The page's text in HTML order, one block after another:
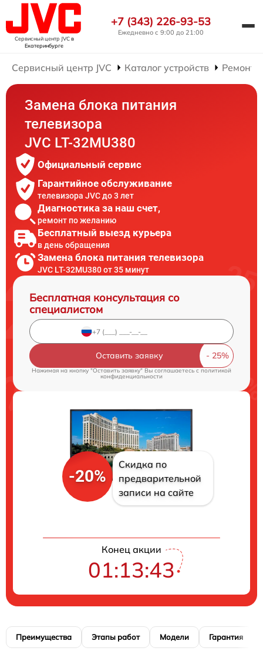
Сервисный центр JVCв
Екатеринбурге
+7 (343) 226-93-53
Ежедневно с 9:00 до 21:00
Сервисный центр JVC Каталог устройств Ремонт
Замена блока питания
телевизора
JVC LT-32MU380
Официальный сервис
Гарантийное обслуживание
телевизора JVC до 3 лет
Диагностика за наш счет,
ремонт по желанию
Бесплатный выезд курьера
в день обращения
Замена блока питания телевизора
JVC LT-32MU380 от 35 минут
Бесплатная консультация со
специалистом
Оставить заявку
Нажимая на кнопку "Оставить заявку" Вы соглашаетесь cполитикой
конфиденциальности
-20%
Скидка по
предварительной
записи на сайте
Конец акции
01:13:42
Преимущества Этапы работ Модели Гарантия